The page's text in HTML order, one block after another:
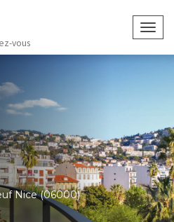
vous
Nice (06000)